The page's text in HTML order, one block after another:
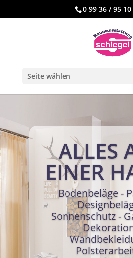
0 99 36 / 95 10
Seite wählen
ALLES
EINER
Bodenbeläge -
Sonnenschutz -